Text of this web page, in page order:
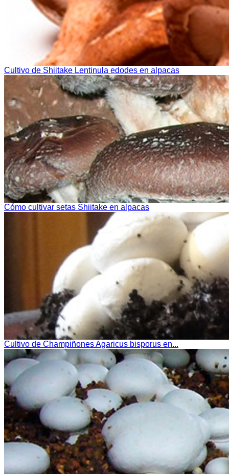
Cultivo de Shiitake Lentinula edodes en alpacas
Cómo cultivar setas Shiitake en alpacas
Cultivo de Champiñones Agaricus bisporus en...